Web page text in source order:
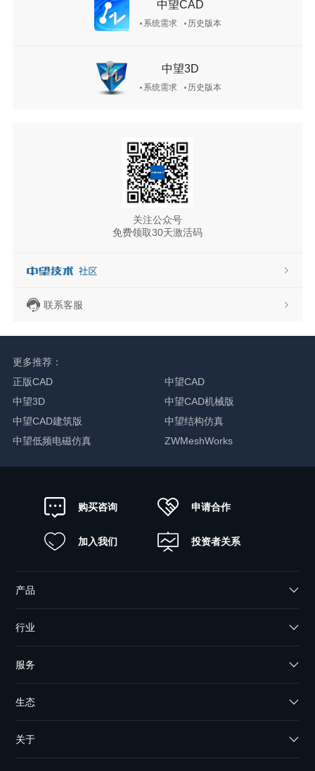
中望CAD
系统需求 历史版本
中望3D
系统需求 历史版本
关注公众号
免费领取30天激活码
联系客服
更多推荐：
正版CAD
中望CAD
中望3D
中望CAD机械版
中望CAD建筑版
中望结构仿真
中望低频电磁仿真
ZWMeshWorks
购买咨询 申请合作
加入我们 投资者关系
产品
行业
服务
生态
关于